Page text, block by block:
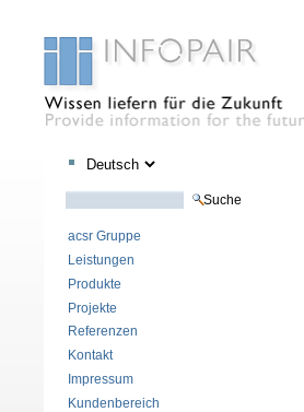
Werkzeuge
acsr Gruppe
Leistungen
Produkte
Projekte
Referenzen
Kontakt
Impressum
Kundenbereich